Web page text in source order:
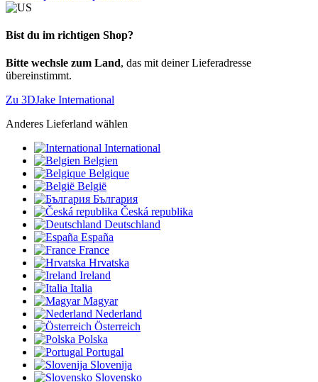
Bist du im richtigen Shop?
Bitte wechsle zum Land, das mit deiner Lieferadresse
übereinstimmt.
Zu 3DJake International
Anderes Lieferland wählen
International
Belgien
Belgique
België
България
Česká republika
Deutschland
España
France
Hrvatska
Ireland
Italia
Magyar
Nederland
Österreich
Polska
Portugal
Slovenija
Slovensko